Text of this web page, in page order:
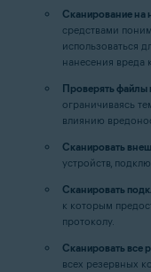
Сканирование на
средствами
использоваться
нанесения вреда
Проверять файлы
ограничиваясь
влиянию
Сканировать
устройств,
Сканировать
к которым
протоколу.
Сканировать все
всех резервных